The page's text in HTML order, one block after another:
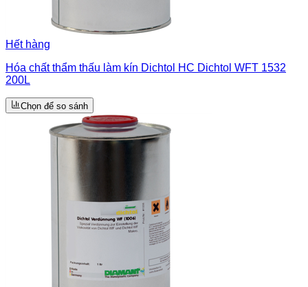
Hết hàng
Hóa chất thẩm thấu làm kín Dichtol HC Dichtol WFT 1532
200L
Chọn để so sánh